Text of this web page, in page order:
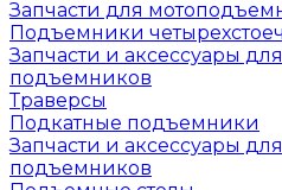
Запчасти для
Подъемники
Запчасти и аксессуары
подъемников
Траверсы
Подкатные подъемники
Запчасти и аксессуары
подъемников